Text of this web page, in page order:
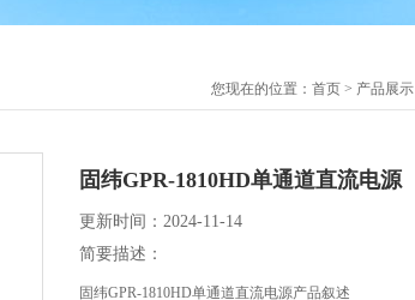
您现在的位置： 首页 > 产品展示
固纬GPR-1810HD单通道直流电源
更新时间：2024-11-14
简要描述：
固纬GPR-1810HD单通道直流电源产品叙述